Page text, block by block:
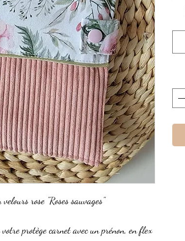
rose "Roses sauvages"
protège carnet avec un prénon, en flex